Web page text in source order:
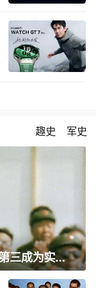
趣史 军史
1978年邓小平如何从党内排名第三成为实际核心？